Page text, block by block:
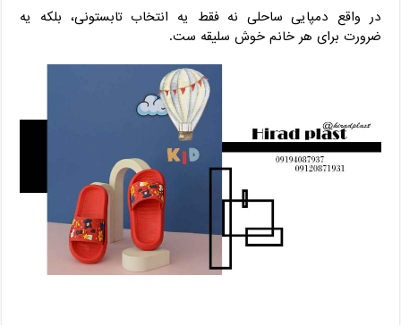
در واقع دمپایی ساحلی نه فقط یه انتخاب تابستونی، بلکه یه
ضرورت برای هر خانم خوش ‌سلیقه‌ ست.